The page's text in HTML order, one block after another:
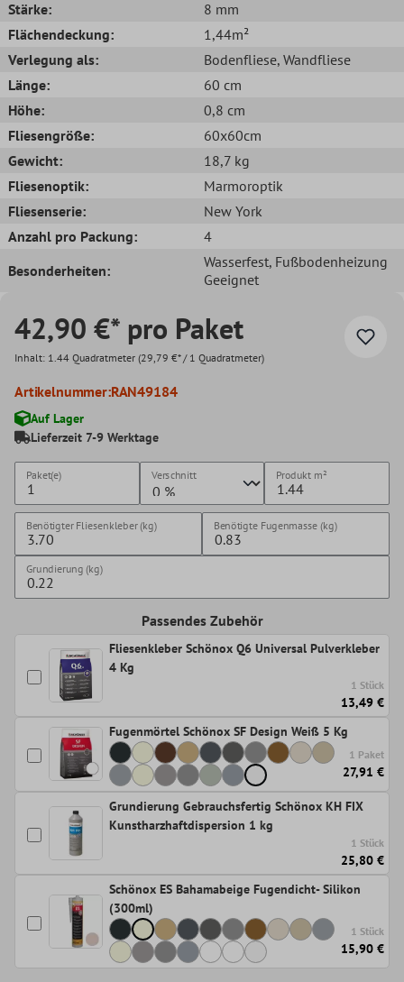
Stärke:
8 mm
Flächendeckung:
1,44m²
Verlegung als:
Bodenfliese, Wandfliese
Länge:
60 cm
Höhe:
0,8 cm
Fliesengröße:
60x60cm
Gewicht:
18,7 kg
Fliesenoptik:
Marmoroptik
Fliesenserie:
New York
Anzahl pro Packung:
4
Besonderheiten:
Wasserfest, Fußbodenheizung
Geeignet
42,90 €* pro Paket
Inhalt: 1.44 Quadratmeter (29,79 €* / 1 Quadratmeter)
Artikelnummer:RAN49184
Auf Lager
Lieferzeit 7-9 Werktage
Paket(e) Verschnitt Produkt m²
Benötigter Fliesenkleber (kg) Benötigte Fugenmasse (kg)
Grundierung (kg)
Passendes Zubehör
Fliesenkleber Schönox Q6 Universal Pulverkleber
4 Kg
1 Stück
13,49 €
Fugenmörtel Schönox SF Design Weiß 5 Kg
1 Paket
27,91 €
Grundierung Gebrauchsfertig Schönox KH FIX
Kunstharzhaftdispersion 1 kg
1 Stück
25,80 €
Schönox ES Bahamabeige Fugendicht- Silikon
(300ml)
1 Stück
15,90 €